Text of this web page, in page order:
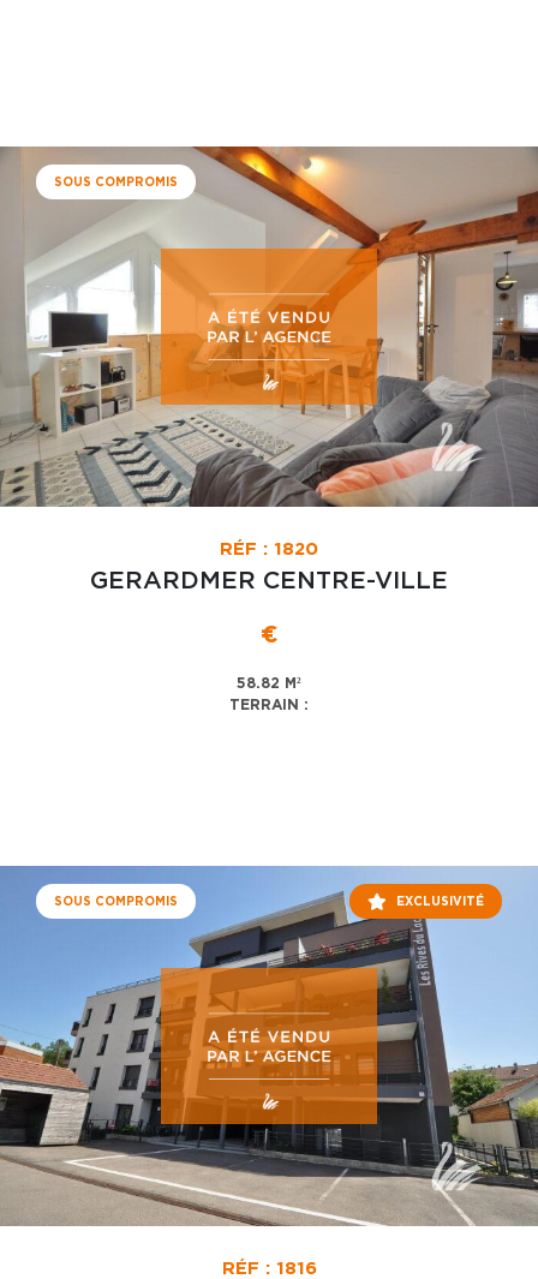
SOUS COMPROMIS
RÉF : 1820
GERARDMER CENTRE-VILLE
€
58.82 M²
TERRAIN :
EXCLUSIVITÉ
SOUS COMPROMIS
RÉF : 1816